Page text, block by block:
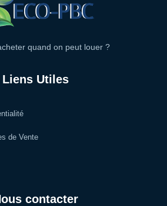
quand on peut louer ?
Liens Utiles
de Vente
contacter